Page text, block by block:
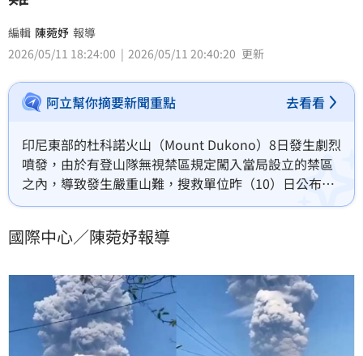
編輯 陳菀妤 報導
2026/05/11 18:24:00
2026/05/11 20:40:20 更新
阿立幫你摘要新聞重點 去看看
印尼東部的杜科諾火山（Mount Dukono）8日發生劇烈
噴發，由於有登山隊無視禁區規定闖入當局設立的禁區
之內，導致發生嚴重山難，搜救單位昨（10）日公布，
在火山口附近的岩石碎下方尋獲2名新加坡籍登山客遺
國際中心／陳菀妤報導